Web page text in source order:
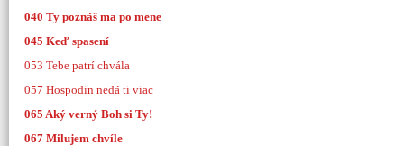
040 Ty poznáš ma po mene
045 Keď spasení
053 Tebe patrí chvála
057 Hospodin nedá ti viac
065 Aký verný Boh si Ty!
067 Milujem chvíle